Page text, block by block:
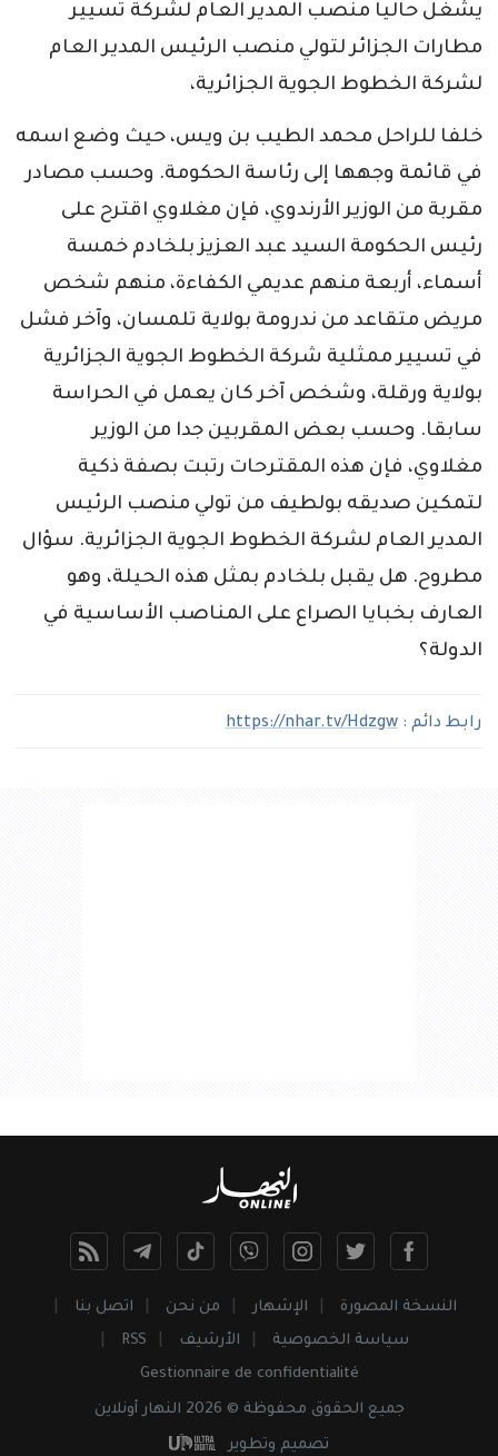
يشغل حاليا منصب المدير العام لشركة تسيير
مطارات الجزائر لتولي منصب الرئيس المدير العام
لشركة الخطوط الجوية الجزائرية،
خلفا للراحل محمد الطيب بن ويس، حيث وضع اسمه
في قائمة وجهها إلى رئاسة الحكومة. وحسب مصادر
مقربة من الوزير الأرندوي، فإن مغلاوي اقترح على
رئيس الحكومة السيد عبد العزيز بلخادم خمسة
أسماء، أربعة منهم عديمي الكفاءة، منهم شخص
مريض متقاعد من ندرومة بولاية تلمسان، وآخر فشل
في تسيير ممثلية شركة الخطوط الجوية الجزائرية
بولاية ورقلة، وشخص آخر كان يعمل في الحراسة
سابقا. وحسب بعض المقربين جدا من الوزير
مغلاوي، فإن هذه المقترحات رتبت بصفة ذكية
لتمكين صديقه بولطيف من تولي منصب الرئيس
المدير العام لشركة الخطوط الجوية الجزائرية. سؤال
مطروح. هل يقبل بلخادم بمثل هذه الحيلة، وهو
العارف بخبايا الصراع على المناصب الأساسية في
الدولة؟
رابط دائم : https://nhar.tv/Hdzgw
النسخة المصورة الإشهار من نحن
اتصل بنا
سياسة الخصوصية
الأرشيف
RSS
Gestionnaire de confidentialité
جميع الحقوق محفوظة © 2026 النهار أونلاين
تصميم وتطوير